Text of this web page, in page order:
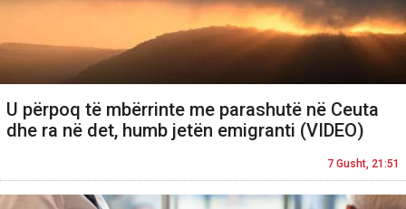
U përpoq të mbërrinte me parashutë në Ceuta
dhe ra në det, humb jetën emigranti (VIDEO)
7 Gusht, 21:51